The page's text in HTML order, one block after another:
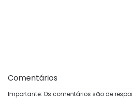
Comentários
Importante: Os comentários são de